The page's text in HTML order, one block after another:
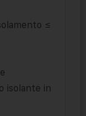
≤
isolante in